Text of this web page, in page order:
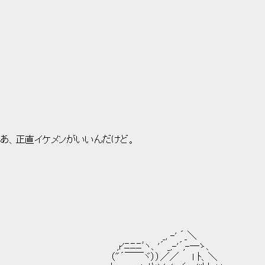
メンがいいんだけど。
＼
'´,-―ゝ、
／ ｌ ﾄ、＼